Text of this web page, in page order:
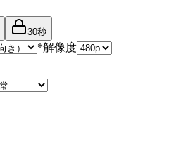
30秒
*解像度